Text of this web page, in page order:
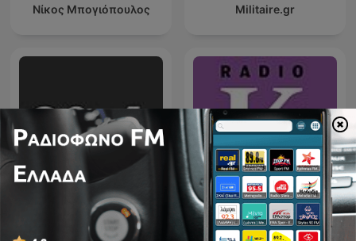
Νίκος Μπογιόπουλος Militaire.gr
Ράδιο 98.4 Ράδιο «Κ» | Kathimerini